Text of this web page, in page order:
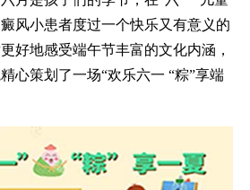
风小患者度过一个快乐又有意义的
好地感受端午节丰富的文化内涵，
心策划了一场“欢乐六一 “粽”享端